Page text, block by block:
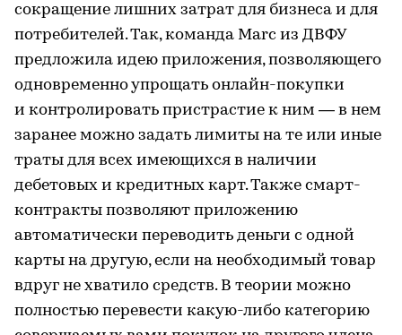
сокращение лишних затрат для бизнеса и для
потребителей. Так, команда Marc из ДВФУ
предложила идею приложения, позволяющего
одновременно упрощать онлайн-покупки
и контролировать пристрастие к ним — в нем
заранее можно задать лимиты на те или иные
траты для всех имеющихся в наличии
дебетовых и кредитных карт. Также смарт-
контракты позволяют приложению
автоматически переводить деньги с одной
карты на другую, если на необходимый товар
вдруг не хватило средств. В теории можно
полностью перевести какую-либо категорию